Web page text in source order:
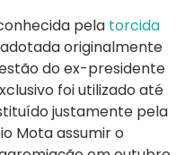
pela torcida
originalmente
do ex-presidente
foi utilizado até
justamente pela
Mota assumir o